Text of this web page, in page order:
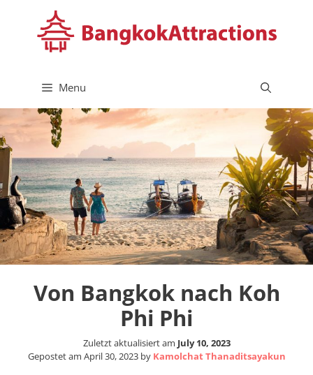
content
Menu
Von Bangkok nach Koh
Phi Phi
Zuletzt aktualisiert am July 10, 2023
Gepostet am April 30, 2023 by Kamolchat Thanaditsayakun